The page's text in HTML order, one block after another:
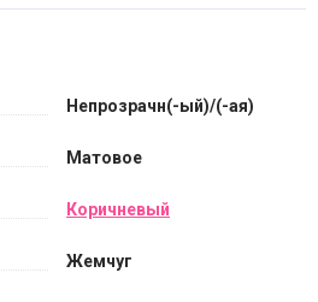
Непрозрачн(-ый)/(-ая)
Матовое
Коричневый
Жемчуг